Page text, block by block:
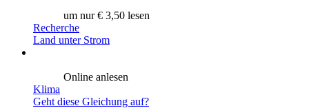
um nur € 3,50 lesen
Recherche
Land unter Strom
Online anlesen
Klima
Geht diese Gleichung auf?